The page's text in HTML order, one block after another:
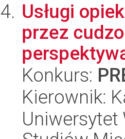
Usługi
przez
Konkurs:
Kierownik:
Uniwersytet